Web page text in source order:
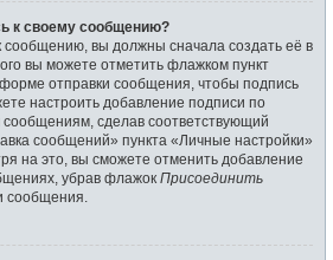
к своему сообщению?
сообщению, вы должны сначала создать её в
вы можете отметить флажком пункт
отправки сообщения, чтобы подпись
настроить добавление подписи по
сделав соответствующий
сообщений» пункта «Личные настройки»
на это, вы сможете отменить добавление
убрав флажок Присоединить
сообщения.